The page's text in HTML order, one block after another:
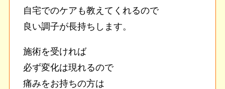
自宅でのケアも教えてくれるので
良い調子が長持ちします。
施術を受ければ
必ず変化は現れるので
痛みをお持ちの方は